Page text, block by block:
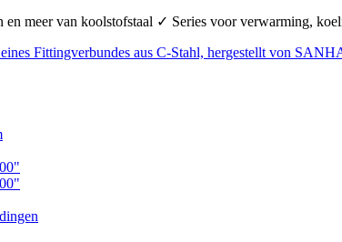
en meer van koolstofstaal ✓ Series voor verwarming,